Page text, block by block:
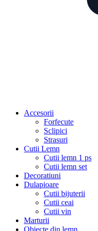
Accesorii
Forfecute
Sclipici
Strasuri
Cutii Lemn
Cutii lemn 1 ps
Cutii lemn set
Decoratiuni
Dulapioare
Cutii bijuterii
Cutii ceai
Cutii vin
Marturii
Obiecte din lemn